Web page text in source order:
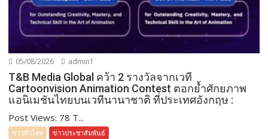
05/08/2026 admin1
T&B Media Global คว้า 2 รางวัลจากเวที
Cartoonvision Animation Contest ตอกย้ำศักยภาพ
แอนิเมชันไทยบนเวทีนานาชาติ ที่ประเทศอังกฤษ :
Post Views: 78 T...
ข่าวทั่วไทย ข่าวประชาสัมพันธ์